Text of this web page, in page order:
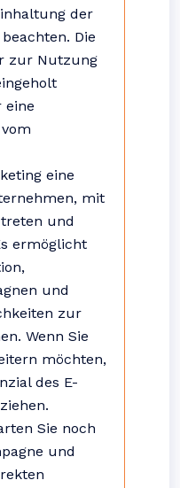
der
Die
zur Nutzung
eine
eine
mit
und
ermöglicht
und
zur
Wenn Sie
möchten,
des E-
Sie noch
und